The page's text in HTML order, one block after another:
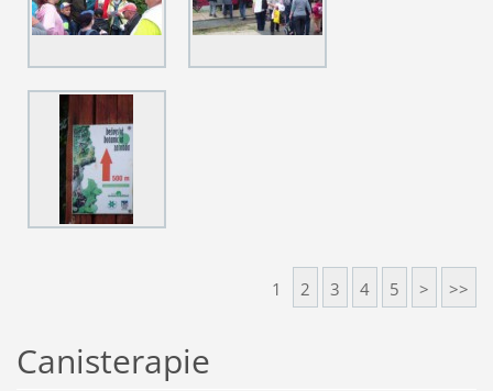
1 2 3 4 5 > >>
Canisterapie